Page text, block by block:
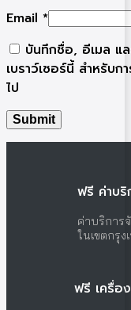
Email *
บันทึกชื่อ, อีเมล แ
เบราว์เซอร์นี้ สำหรับ
ไป
ฟรี ค่าบ
ค่าบริการ
ในเขตกรุ
ฟรี เครื่อ